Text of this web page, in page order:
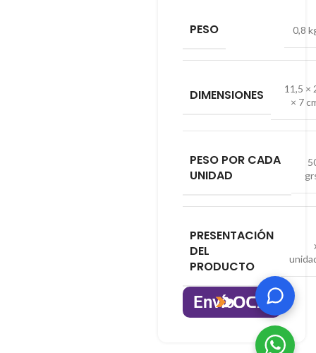
PESO 0,8
DIMENSIONES
11,5 ×
× 7
PESO POR CADA
UNIDAD
PRESENTACIÓN
DEL
PRODUCTO
Envío